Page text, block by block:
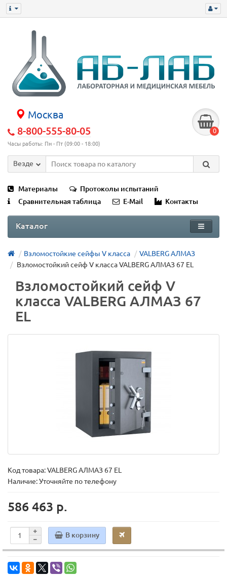
Москва
8-800-555-80-05
Часы работы: Пн - Пт (09:00 - 18:00)
0
Везде
Материалы
Протоколы испытаний
Сравнительная таблица
E-Mail Контакты
Каталог
Взломостойкие сейфы V класса
VALBERG АЛМАЗ
Взломостойкий сейф V класса VALBERG АЛМАЗ 67 EL
Взломостойкий сейф V
класса VALBERG АЛМАЗ 67
EL
Код товара:VALBERG АЛМАЗ 67 EL
Наличие: Уточняйте по телефону
586 463 р.
В корзину